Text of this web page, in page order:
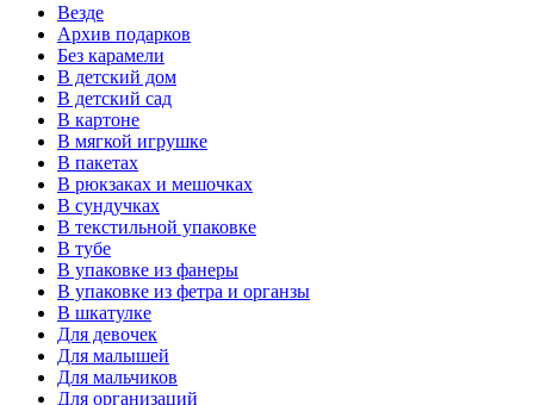
Везде
Архив подарков
Без карамели
В детский дом
В детский сад
В картоне
В мягкой игрушке
В пакетах
В рюкзаках и мешочках
В сундучках
В текстильной упаковке
В тубе
В упаковке из фанеры
В упаковке из фетра и органзы
В шкатулке
Для девочек
Для малышей
Для мальчиков
Для организаций